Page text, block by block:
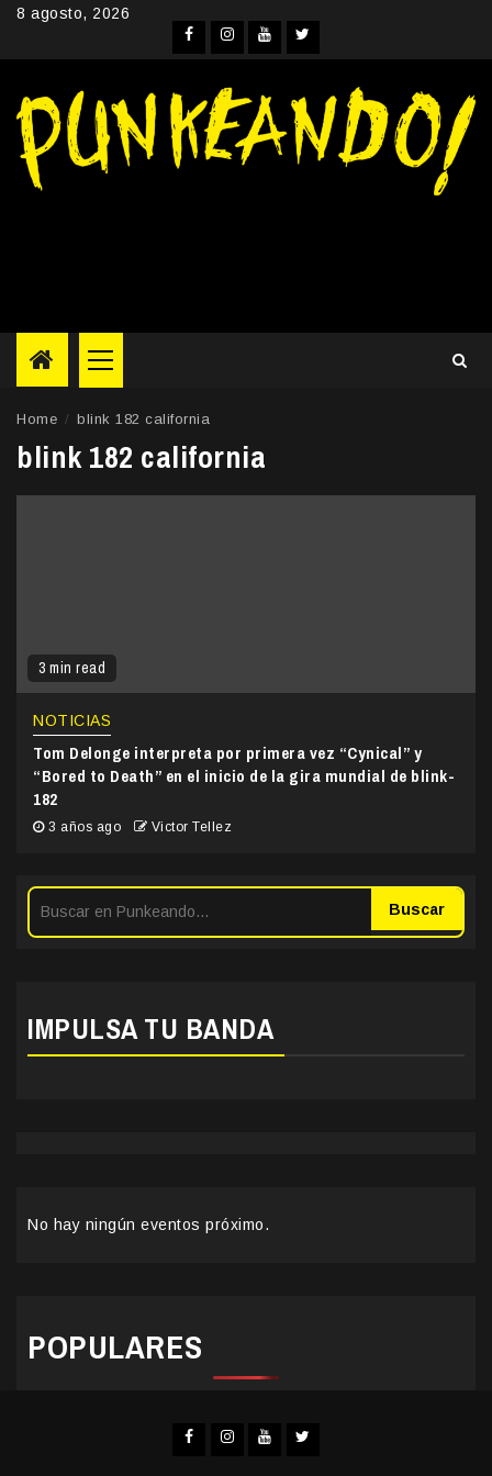
Skip8 agosto, 2026
Facebook
Instagram
YouTubeTwitter
Primary
Menu
Home blink 182 california
blink 182 california
3 min read
NOTICIAS
Tom Delonge interpreta por primera vez “Cynical” y
“Bored to Death” en el inicio de la gira mundial de blink-
182
3 años ago Victor Tellez
Buscar
IMPULSA TU BANDA
No hay ningún eventos próximo.
POPULARES
Facebook
Instagram
YouTubeTwitter